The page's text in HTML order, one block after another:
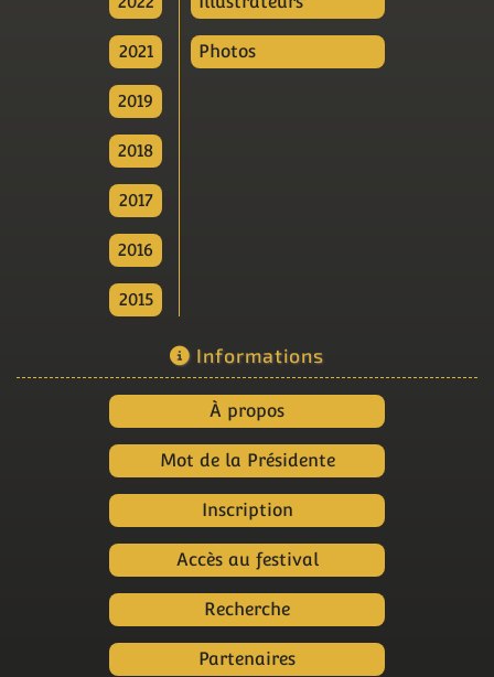
2021
2019
2018
2017
2016
2015
Photos
Informations
À propos
Mot de la Présidente
Inscription
Accès au festival
Recherche
Partenaires